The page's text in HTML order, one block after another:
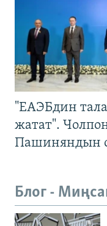
"ЕАЭБдин
жатат".
Пашиняндын
Блог -